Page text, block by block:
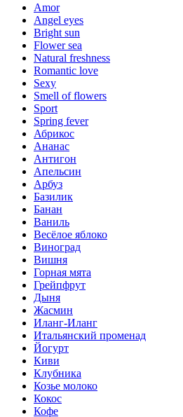
Amor
Angel eyes
Bright sun
Flower sea
Natural freshness
Romantic love
Sexy
Smell of flowers
Sport
Spring fever
Абрикос
Ананас
Антигон
Апельсин
Арбуз
Базилик
Банан
Ваниль
Весёлое яблоко
Виноград
Вишня
Горная мята
Грейпфрут
Дыня
Жасмин
Иланг-Иланг
Итальянский променад
Йогурт
Киви
Клубника
Козье молоко
Кокос
Кофе